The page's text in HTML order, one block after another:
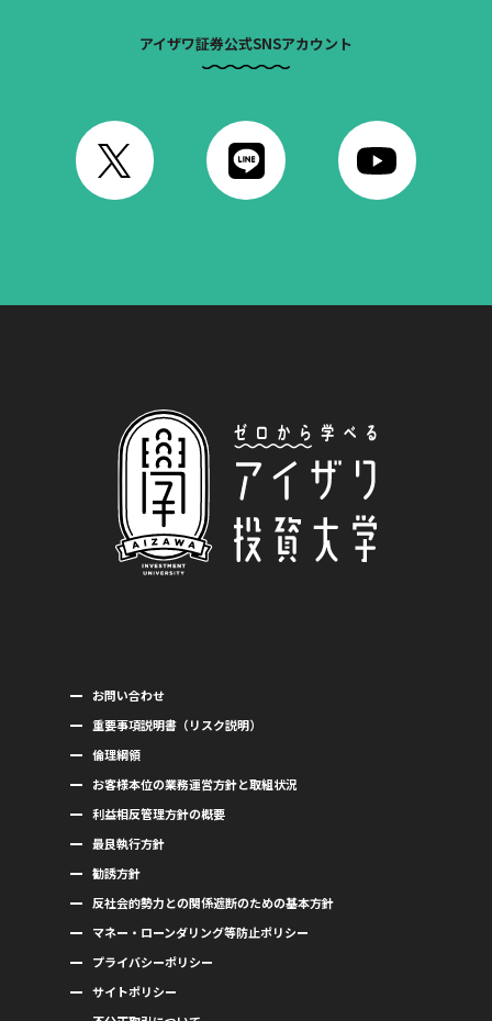
アイザワ証券公式SNSアカウント
お問い合わせ
重要事項説明書（リスク説明）
倫理綱領
お客様本位の業務運営方針と取組状況
利益相反管理方針の概要
最良執行方針
勧誘方針
反社会的勢力との関係遮断のための基本方針
マネー・ローンダリング等防止ポリシー
プライバシーポリシー
サイトポリシー